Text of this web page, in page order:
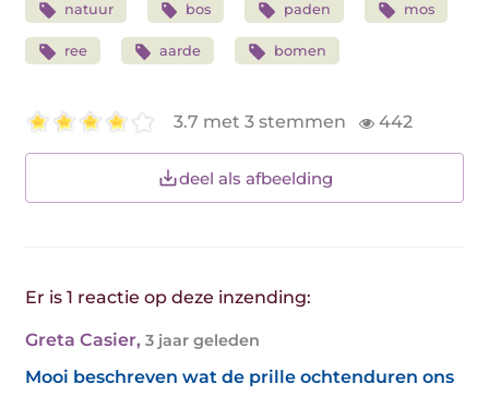
natuur bos paden mos
ree aarde bomen
3.7 met 3 stemmen 442
deel als afbeelding
Er is 1 reactie op deze inzending:
Greta Casier, 3 jaar geleden
Mooi beschreven wat de prille ochtenduren ons